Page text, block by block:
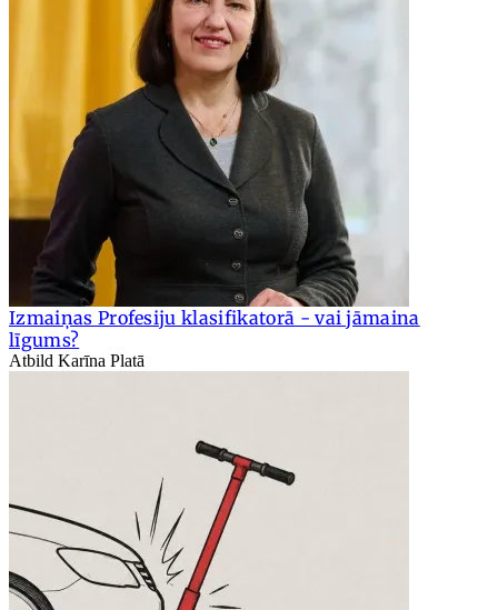
Izmaiņas Profesiju klasifikatorā - vai jāmaina
līgums?
Atbild Karīna Platā